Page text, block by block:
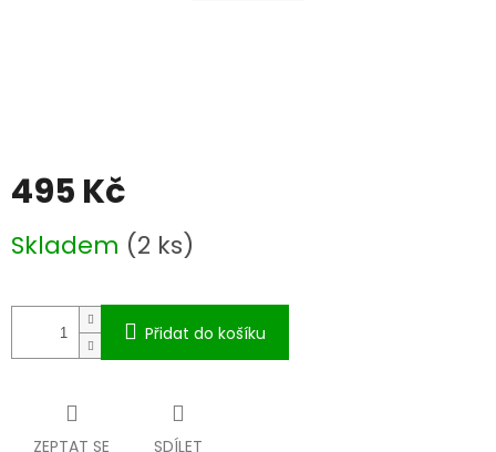
495 Kč
cena:
Skladem (2 ks)
Přidat do košíku
ZEPTAT SE SDÍLET